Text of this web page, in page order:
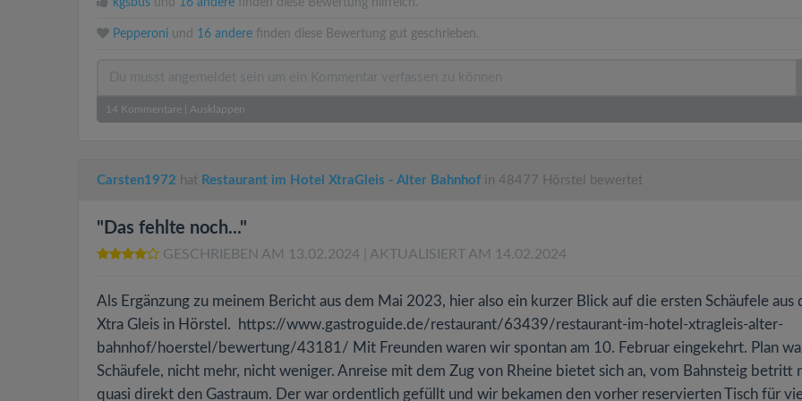
kgsbus und 16 andere finden diese Bewertung hilfreich.
Pepperoni und 16 andere finden diese Bewertung gut geschrieben.
14 Kommentare Ausklappen
Carsten1972 hat Restaurant im Hotel XtraGleis - Alter Bahnhof in 48477 Hörstel bewertet
"Das fehlte noch..."
GESCHRIEBEN AM 13.02.2024 | AKTUALISIERT AM 14.02.2024
Als Ergänzung zu meinem Bericht aus dem Mai 2023, hier also ein kurzer Blick auf die ersten Schäufele aus
Xtra Gleis in Hörstel. https://www.gastroguide.de/restaurant/63439/restaurant-im-hotel-xtragleis-alter-
bahnhof/hoerstel/bewertung/43181/ Mit Freunden waren wir spontan am 10. Februar eingekehrt. Plan
Schäufele, nicht mehr, nicht weniger. Anreise mit dem Zug von Rheine bietet sich an, vom Bahnsteig betritt
quasi direkt den Gastraum. Der war ordentlich gefüllt und wir bekamen den vorher reservierten Tisch für